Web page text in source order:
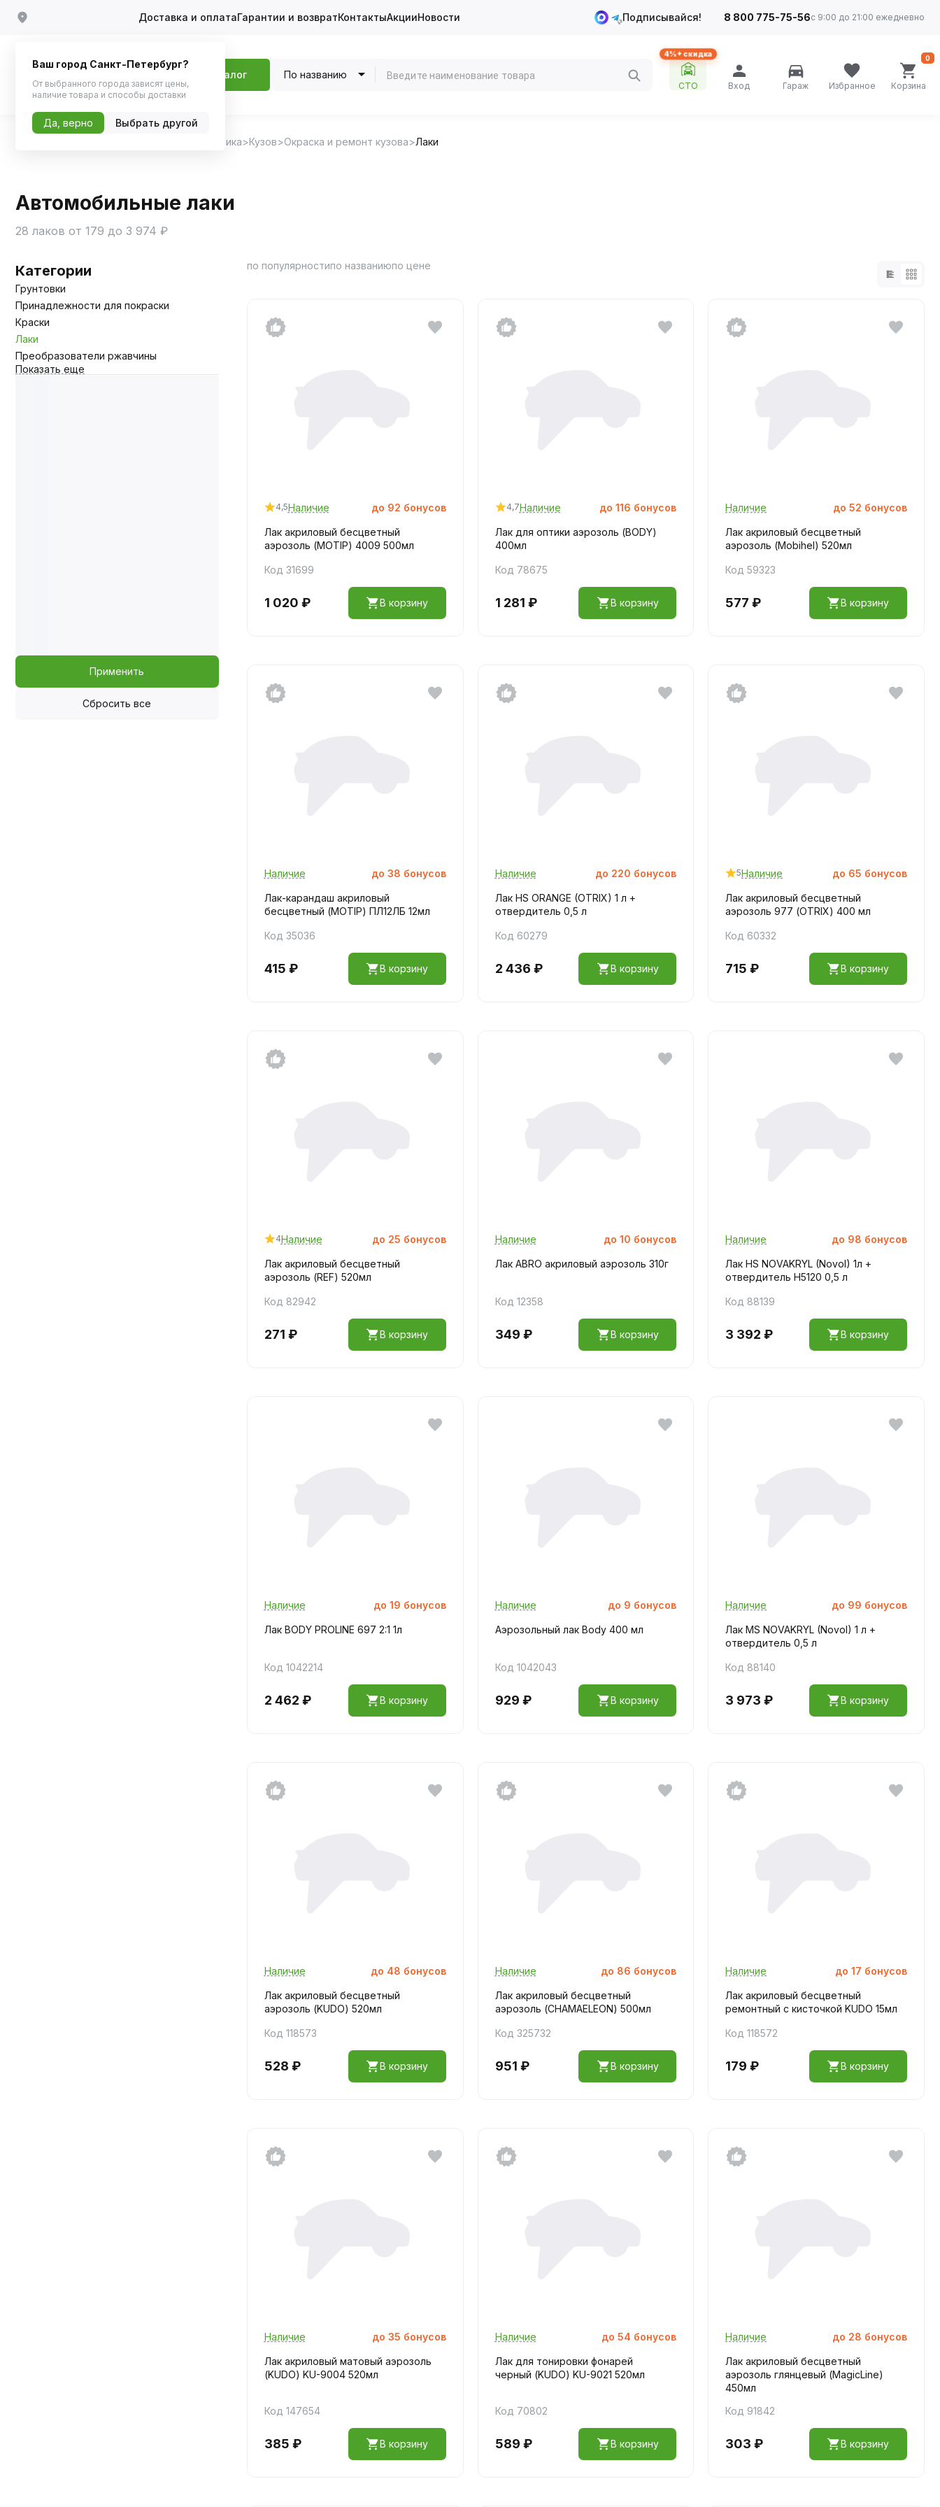
Доставка и оплатаГарантии и возвратКонтактыАкцииНовости Подписывайся! 8 800 775-75-56с 9:00 до 21:00 ежедневно
Каталог По названию
4%+ скидка
СТО Вход Гараж Избранное Корзина
0
Автохимия, Автокосметика Кузов Окраска и ремонт кузова Лаки
Автомобильные лаки
28 лаков от 179 до 3 974 ₽
Категории
Грунтовки
Принадлежности для покраски
Краски
Лаки
Преобразователи ржавчины
Показать еще
Применить
Сбросить все
по популярностипо названиюпо цене
4,5Наличие до 92 бонусов
Лак акриловый бесцветный
аэрозоль (MOTIP) 4009 500мл
Код 31699
1 020 ₽ В корзину
4,7Наличие до116 бонусов
Лак для оптики аэрозоль (BODY)
400мл
Код 78675
1 281 ₽ В корзину
Наличие до 52 бонусов
Лак акриловый бесцветный
аэрозоль (Mobihel) 520мл
Код 59323
577 ₽ В корзину
Наличие до 38 бонусов
Лак-карандаш акриловый
бесцветный (MOTIP) ПЛ12ЛБ 12мл
Код 35036
415 ₽ В корзину
Наличие до 220 бонусов
Лак HS ORANGE (OTRIX) 1 л +
отвердитель 0,5 л
Код 60279
2 436 ₽ В корзину
5Наличие до 65 бонусов
Лак акриловый бесцветный
аэрозоль 977 (OTRIX) 400 мл
Код 60332
715 ₽ В корзину
4Наличие до 25 бонусов
Лак акриловый бесцветный
аэрозоль (REF) 520мл
Код 82942
271 ₽ В корзину
Наличие до10 бонусов
Лак ABRO акриловый аэрозоль 310г
Код 12358
349 ₽ В корзину
Наличие до 98 бонусов
Лак HS NOVAKRYL (Novol) 1л +
отвердитель H5120 0,5 л
Код 88139
3 392 ₽ В корзину
Наличие до 19 бонусов
Лак BODY PROLINE 697 2:1 1л
Код 1042214
2 462 ₽ В корзину
Наличие до 9 бонусов
Аэрозольный лак Body 400 мл
Код 1042043
929 ₽ В корзину
Наличие до 99 бонусов
Лак MS NOVAKRYL (Novol) 1 л +
отвердитель 0,5 л
Код 88140
3 973 ₽ В корзину
Наличие до 48 бонусов
Лак акриловый бесцветный
аэрозоль (KUDO) 520мл
Код 118573
528 ₽ В корзину
Наличие до 86 бонусов
Лак акриловый бесцветный
аэрозоль (CHAMAELEON) 500мл
Код 325732
951 ₽ В корзину
Наличие до 17 бонусов
Лак акриловый бесцветный
ремонтный с кисточкой KUDO 15мл
Код 118572
179 ₽ В корзину
Наличие до 35 бонусов
Лак акриловый матовый аэрозоль
(KUDO) KU-9004 520мл
Код 147654
385 ₽ В корзину
Наличие до54 бонусов
Лак для тонировки фонарей
черный (KUDO) KU-9021 520мл
Код 70802
589 ₽ В корзину
Наличие до 28 бонусов
Лак акриловый бесцветный
аэрозоль глянцевый (MagicLine)
450мл
Код 91842
303 ₽ В корзину
Ваш город Санкт-Петербург?
От выбранного города зависят цены,
наличие товара и способы доставки
Да, верно Выбрать другой